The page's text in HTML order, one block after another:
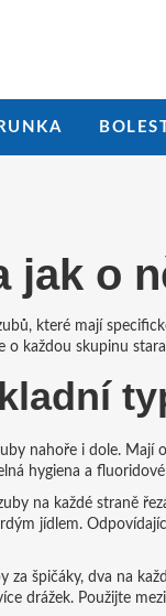
jak o
které mají
o každou skupinu
nahoře i dole. Mají
hygiena a
na každé straně
jídlem.
za špičáky, dva na
drážek. Použijte